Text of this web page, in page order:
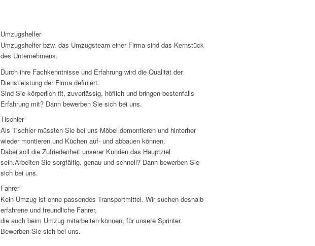
Umzugshelfer
Umzugshelfer bzw. das Umzugsteam einer Firma sind das Kernstück
des Unternehmens.
Durch ihre Fachkenntnisse und Erfahrung wird die Qualität der
Dienstleistung der Firma definiert.
Sind Sie körperlich fit, zuverlässig, höflich und bringen bestenfalls
Erfahrung mit? Dann bewerben Sie sich bei uns.
Tischler
Als Tischler müssten Sie bei uns Möbel demontieren und hinterher
wieder montieren und Küchen auf- und abbauen können.
Dabei soll die Zufriedenheit unserer Kunden das Hauptziel
sein.Arbeiten Sie sorgfältig, genau und schnell? Dann bewerben Sie
sich bei uns.
Fahrer
Kein Umzug ist ohne passendes Transportmittel. Wir suchen deshalb
erfahrene und freundliche Fahrer,
die auch beim Umzug mitarbeiten können, für unsere Sprinter.
Bewerben Sie sich bei uns.